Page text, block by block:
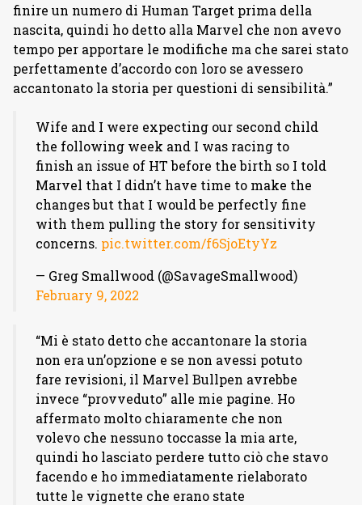
finire un numero di Human Target prima della
nascita, quindi ho detto alla Marvel che non avevo
tempo per apportare le modifiche ma che sarei stato
perfettamente d’accordo con loro se avessero
accantonato la storia per questioni di sensibilità.”
Wife and I were expecting our second child
the following week and I was racing to
finish an issue of HT before the birth so I told
Marvel that I didn’t have time to make the
changes but that I would be perfectly fine
with them pulling the story for sensitivity
concerns. pic.twitter.com/f6SjoEtyYz
— Greg Smallwood (@SavageSmallwood)
February 9, 2022
“Mi è stato detto che accantonare la storia
non era un’opzione e se non avessi potuto
fare revisioni, il Marvel Bullpen avrebbe
invece “provveduto” alle mie pagine. Ho
affermato molto chiaramente che non
volevo che nessuno toccasse la mia arte,
quindi ho lasciato perdere tutto ciò che stavo
facendo e ho immediatamente rielaborato
tutte le vignette che erano state